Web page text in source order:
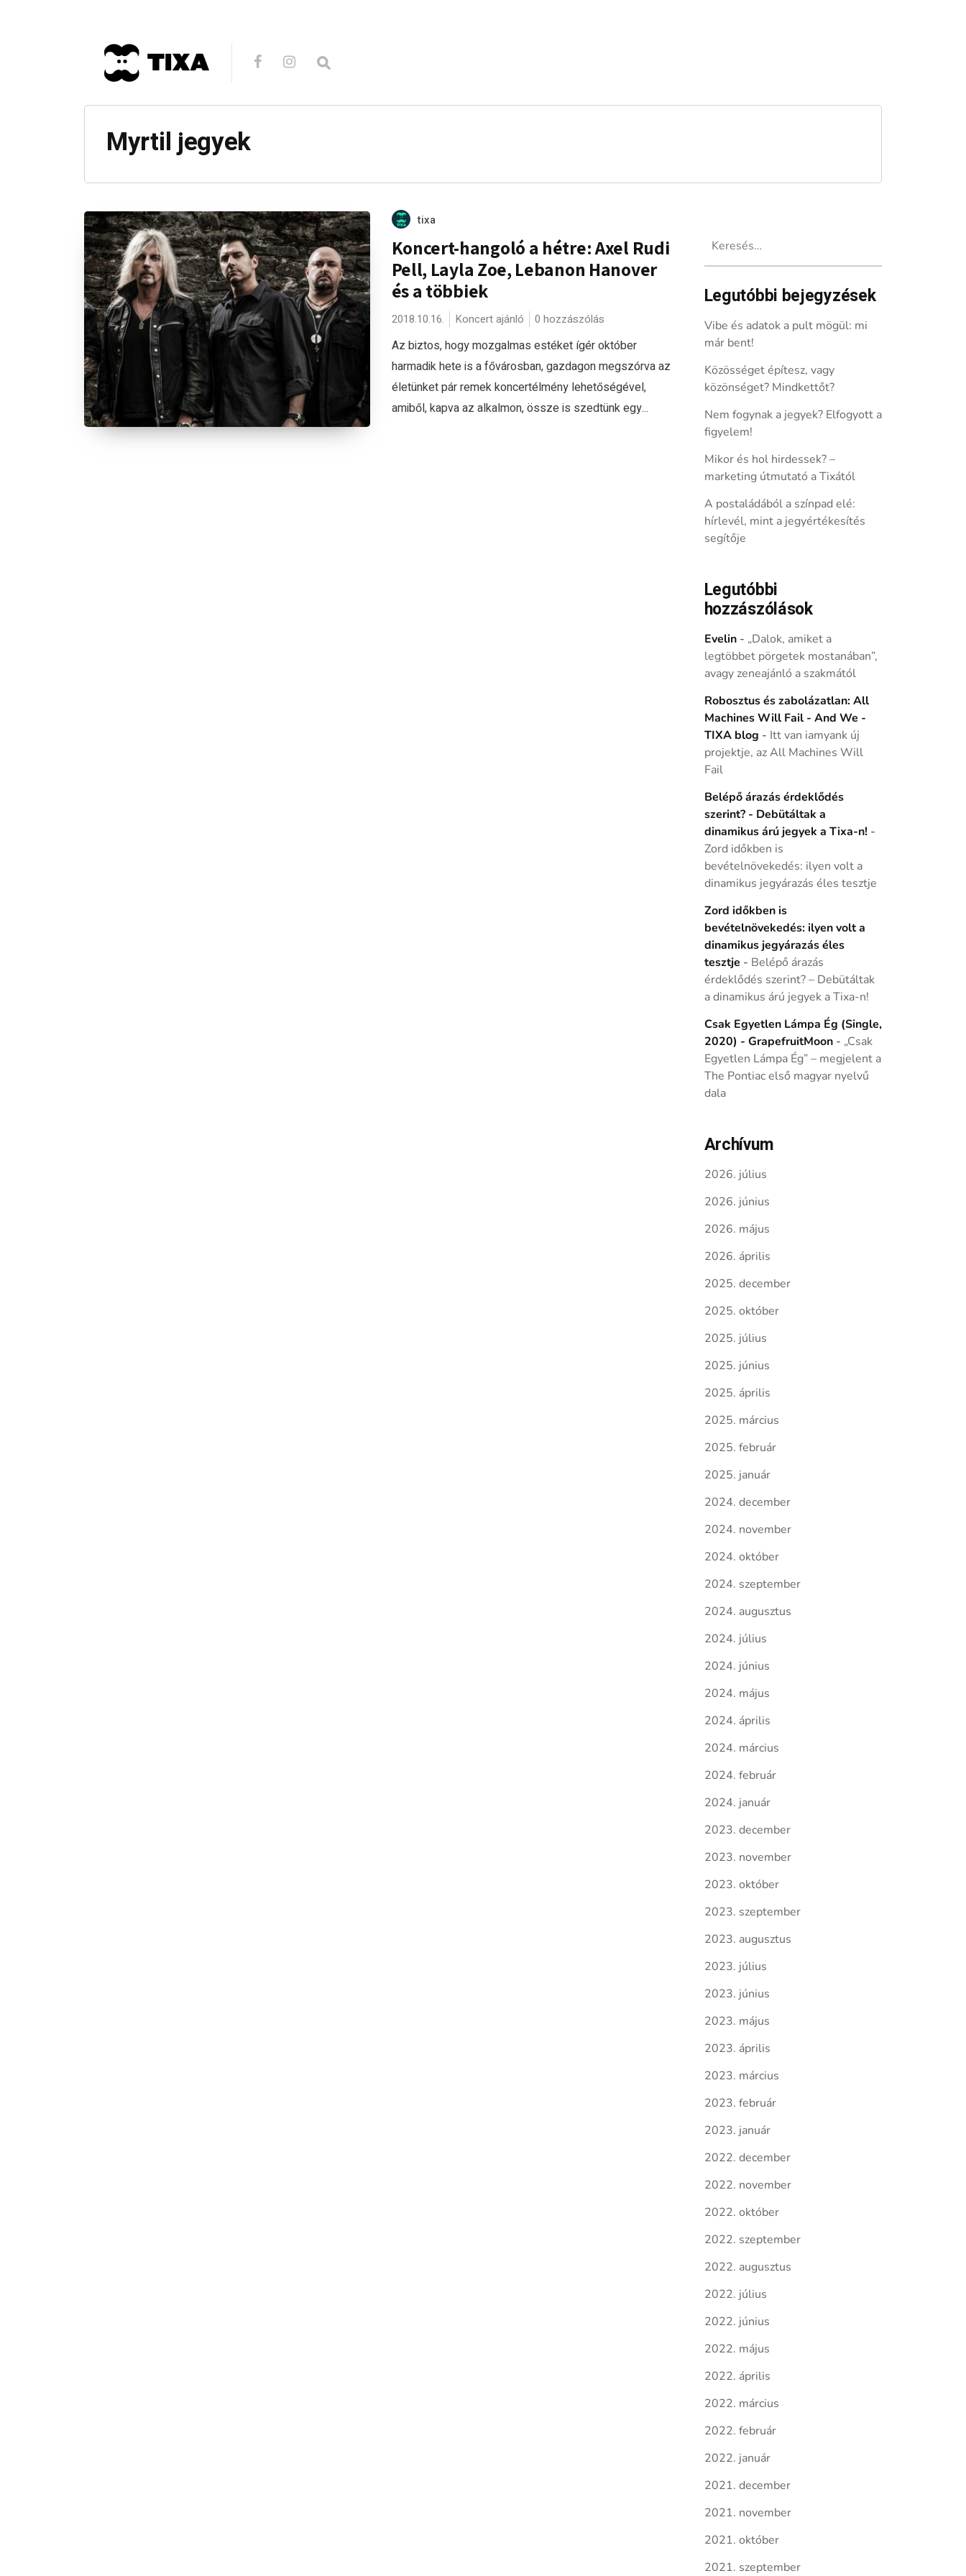
Myrtil jegyek
tixa
Koncert-hangoló a hétre: Axel Rudi
Pell, Layla Zoe, Lebanon Hanover
és a többiek
2018.10.16. Koncert ajánló 0 hozzászólás
Az biztos, hogy mozgalmas estéket ígér október
harmadik hete is a fővárosban, gazdagon megszórva az
életünket pár remek koncertélmény lehetőségével,
amiből, kapva az alkalmon, össze is szedtünk egy...
Legutóbbi bejegyzések
Vibe és adatok a pult mögül: mi
már bent!
Közösséget építesz, vagy
közönséget? Mindkettőt?
Nem fogynak a jegyek? Elfogyott a
figyelem!
Mikor és hol hirdessek? –
marketing útmutató a Tixától
A postaládából a színpad elé:
hírlevél, mint a jegyértékesítés
segítője
Legutóbbi
hozzászólások
Evelin- „Dalok, amiket a
legtöbbet pörgetek mostanában”,
avagy zeneajánló a szakmától
Robosztus és zabolázatlan: All
Machines Will Fail - And We -
TIXA blog - Itt van iamyank új
projektje, az All Machines Will
Fail
Belépő árazás érdeklődés
szerint? - Debütáltak a
dinamikus árú jegyek a Tixa-n! -
Zord időkben is
bevételnövekedés: ilyen volt a
dinamikus jegyárazás éles tesztje
Zord időkben is
bevételnövekedés: ilyen volt a
dinamikus jegyárazás éles
tesztje - Belépő árazás
érdeklődés szerint? – Debütáltak
a dinamikus árú jegyek a Tixa-n!
Csak Egyetlen Lámpa Ég (Single,
2020) - GrapefruitMoon- „Csak
Egyetlen Lámpa Ég” – megjelent a
The Pontiac első magyar nyelvű
dala
Archívum
2026. július
2026. június
2026. május
2026. április
2025. december
2025. október
2025. július
2025. június
2025. április
2025. március
2025. február
2025. január
2024. december
2024. november
2024. október
2024. szeptember
2024. augusztus
2024. július
2024. június
2024. május
2024. április
2024. március
2024. február
2024. január
2023. december
2023. november
2023. október
2023. szeptember
2023. augusztus
2023. július
2023. június
2023. május
2023. április
2023. március
2023. február
2023. január
2022. december
2022. november
2022. október
2022. szeptember
2022. augusztus
2022. július
2022. június
2022. május
2022. április
2022. március
2022. február
2022. január
2021. december
2021. november
2021. október
2021. szeptember